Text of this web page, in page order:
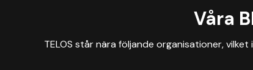
Våra
TELOS står nära följande organisationer,